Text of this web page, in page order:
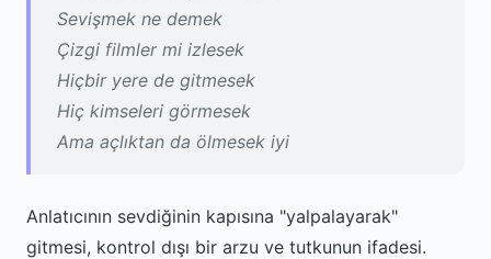
Sevişmek ne demek
Çizgi filmler mi izlesek
Hiçbir yere de gitmesek
Hiç kimseleri görmesek
Ama açlıktan da ölmesek iyi
Anlatıcının sevdiğinin kapısına "yalpalayarak"
gitmesi, kontrol dışı bir arzu ve tutkunun ifadesi.